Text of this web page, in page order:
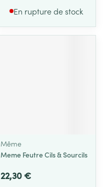
En rupture de stock
Même
Meme Feutre Cils & Sourcils
22,30 €